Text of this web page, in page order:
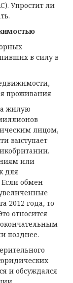
Упростит ли
в силу в
проживания
жилую
лицом,
выступает
или
для
обмен
2012 года, то
относится
окончательным
позднее.
и обсуждался